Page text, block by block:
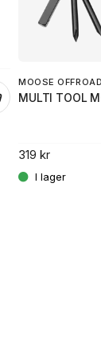
MOOSE
MULTI TOOL
319 kr